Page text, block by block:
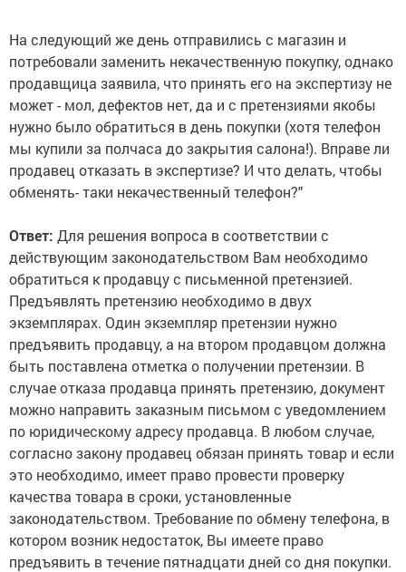
На следующий же день отправились с магазин и
потребовали заменить некачественную покупку, однако
продавщица заявила, что принять его на экспертизу не
может - мол, дефектов нет, да и с претензиями якобы
нужно было обратиться в день покупки (хотя телефон
мы купили за полчаса до закрытия салона!). Вправе ли
продавец отказать в экспертизе? И что делать, чтобы
обменять- таки некачественный телефон?"
Ответ: Для решения вопроса в соответствии с
действующим законодательством Вам необходимо
обратиться к продавцу с письменной претензией.
Предъявлять претензию необходимо в двух
экземплярах. Один экземпляр претензии нужно
предъявить продавцу, а на втором продавцом должна
быть поставлена отметка о получении претензии. В
случае отказа продавца принять претензию, документ
можно направить заказным письмом с уведомлением
по юридическому адресу продавца. В любом случае,
согласно закону продавец обязан принять товар и если
это необходимо, имеет право провести проверку
качества товара в сроки, установленные
законодательством. Требование по обмену телефона, в
котором возник недостаток, Вы имеете право
предъявить в течение пятнадцати дней со дня покупки.